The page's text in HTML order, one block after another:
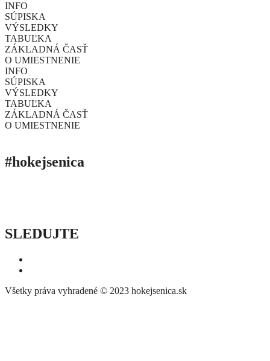
INFO
SÚPISKA
VÝSLEDKY
TABUĽKA
ZÁKLADNÁ ČASŤ
O UMIESTNENIE
INFO
SÚPISKA
VÝSLEDKY
TABUĽKA
ZÁKLADNÁ ČASŤ
O UMIESTNENIE
#hokejsenica
SLEDUJTE
Všetky práva vyhradené © 2023 hokejsenica.sk